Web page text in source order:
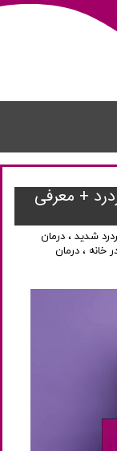
+ معرفی
شدید ، درمان
خانه ، درمان